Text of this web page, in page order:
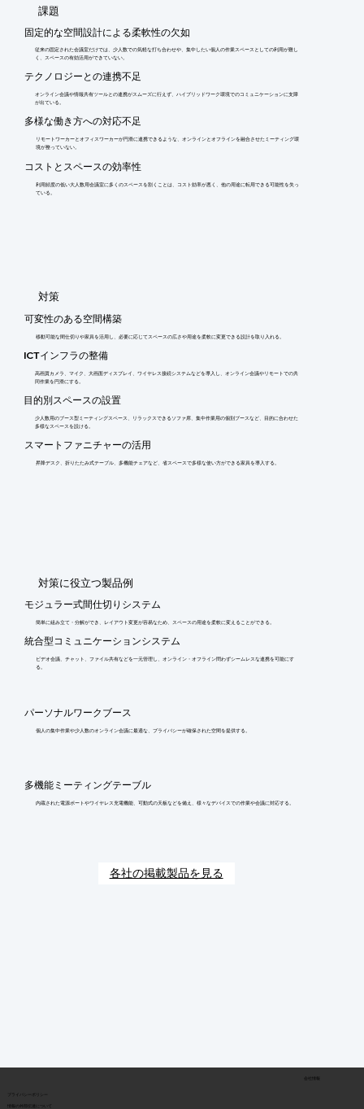
​課題
固定的な空間設計による柔軟性の欠如
従来の固定された会議室だけでは、少人数での気軽な打ち合わせや、集中したい個人の作業スペースとしての利用が難し
く、スペースの有効活用ができていない。
テクノロジーとの連携不足
オンライン会議や情報共有ツールとの連携がスムーズに行えず、ハイブリッドワーク環境でのコミュニケーションに支障
が出ている。
多様な働き方への対応不足
リモートワーカーとオフィスワーカーが円滑に連携できるような、オンラインとオフラインを融合させたミーティング環
境が整っていない。
コストとスペースの効率性
利用頻度の低い大人数用会議室に多くのスペースを割くことは、コスト効率が悪く、他の用途に転用できる可能性を失っ
ている。
​対策
可変性のある空間構築
移動可能な間仕切りや家具を活用し、必要に応じてスペースの広さや用途を柔軟に変更できる設計を取り入れる。
ICTインフラの整備
高画質カメラ、マイク、大画面ディスプレイ、ワイヤレス接続システムなどを導入し、オンライン会議やリモートでの共
同作業を円滑にする。
目的別スペースの設置
少人数用のブース型ミーティングスペース、リラックスできるソファ席、集中作業用の個別ブースなど、目的に合わせた
多様なスペースを設ける。
スマートファニチャーの活用
昇降デスク、折りたたみ式テーブル、多機能チェアなど、省スペースで多様な使い方ができる家具を導入する。
​対策に役立つ製品例
モジュラー式間仕切りシステム
簡単に組み立て・分解ができ、レイアウト変更が容易なため、スペースの用途を柔軟に変えることができる。
統合型コミュニケーションシステム
ビデオ会議、チャット、ファイル共有などを一元管理し、オンライン・オフライン問わずシームレスな連携を可能にす
る。
パーソナルワークブース
個人の集中作業や少人数のオンライン会議に最適な、プライバシーが確保された空間を提供する。
多機能ミーティングテーブル
内蔵された電源ポートやワイヤレス充電機能、可動式の天板などを備え、様々なデバイスでの作業や会議に対応する。
各社の掲載製品を見る
​プライバシーポリシー
​情報の外部伝達について
会社情報